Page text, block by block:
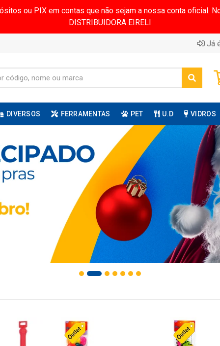
ou PIX em contas que não sejam a nossa conta oficial.
DISTRIBUIDORA EIRELI
Já
DIVERSOS FERRAMENTAS PET U.D VIDROS